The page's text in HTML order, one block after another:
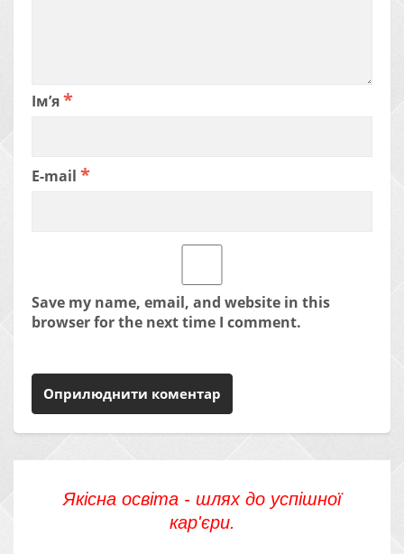
Ім’я*
E-mail *
Save my name, email, and website in this
browser for the next time I comment.
Якісна освіта - шлях до успішної
кар'єри.